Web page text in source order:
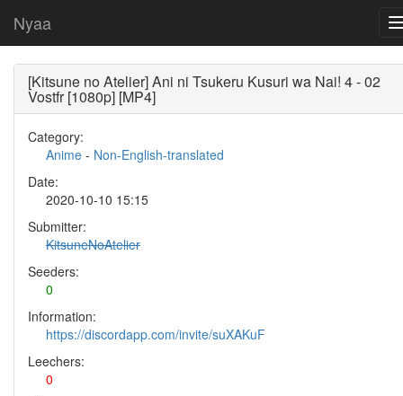
Nyaa
[Kitsune no Atelier] Ani ni Tsukeru Kusuri wa Nai! 4 - 02
Vostfr [1080p] [MP4]
Category:
Anime - Non-English-translated
Date:
2020-10-10 15:15
Submitter:
KitsuneNoAtelier
Seeders:
0
Information:
https://discordapp.com/invite/suXAKuF
Leechers:
0